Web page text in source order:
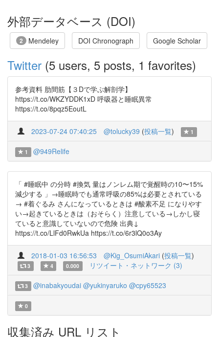
外部データベース (DOI)
2 Mendeley DOI Chronograph Google Scholar
Twitter (5 users, 5 posts, 1 favorites)
参考資料 肋間筋【３Dで学ぶ解剖学】
https://t.co/WKZYDDK1xD 呼吸器と睡眠異常
https://t.co/8pqz5EoutL
2023-07-24 07:40:25 @tolucky39 (投稿一覧) 1
1 @949Relife
「 #睡眠中 の分時 #換気 量はノンレム期で覚醒時の10〜15%
減少する 」→睡眠時でも通常呼吸の85%は必要とされている
→ #着ぐるみ さんになっているときは #酸素不足 になりやす
い→起きているときは（おそらく）注意している→しかし寝
ていると意識していないので危険 出典↓
https://t.co/LlFd0RwkUa https://t.co/6r3lQ0o3Ay
2018-01-03 16:56:53 @Kig_OsumiAkari (投稿一覧)
3 4 0.000 リツイート・ネットワーク (3)
3 @inabakyoudai @yukinyaruko @cpy65523
0
収集済み URL リスト